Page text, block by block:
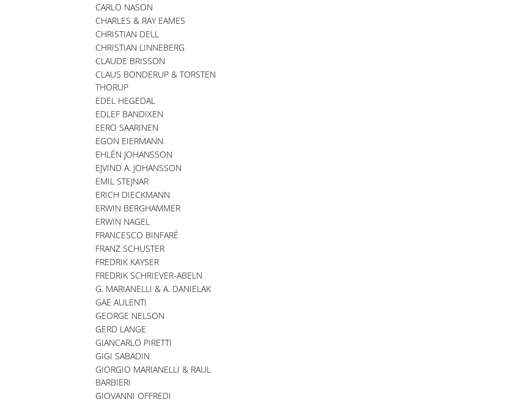
CARLO NASON
CHARLES & RAY EAMES
CHRISTIAN DELL
CHRISTIAN LINNEBERG
CLAUDE BRISSON
CLAUS BONDERUP & TORSTEN
THORUP
EDEL HEGEDAL
EDLEF BANDIXEN
EERO SAARINEN
EGON EIERMANN
EHLÉN JOHANSSON
EJVIND A. JOHANSSON
EMIL STEJNAR
ERICH DIECKMANN
ERWIN BERGHAMMER
ERWIN NAGEL
FRANCESCO BINFARÉ
FRANZ SCHUSTER
FREDRIK KAYSER
FREDRIK SCHRIEVER-ABELN
G. MARIANELLI & A. DANIELAK
GAE AULENTI
GEORGE NELSON
GERD LANGE
GIANCARLO PIRETTI
GIGI SABADIN
GIORGIO MARIANELLI & RAUL
BARBIERI
GIOVANNI OFFREDI